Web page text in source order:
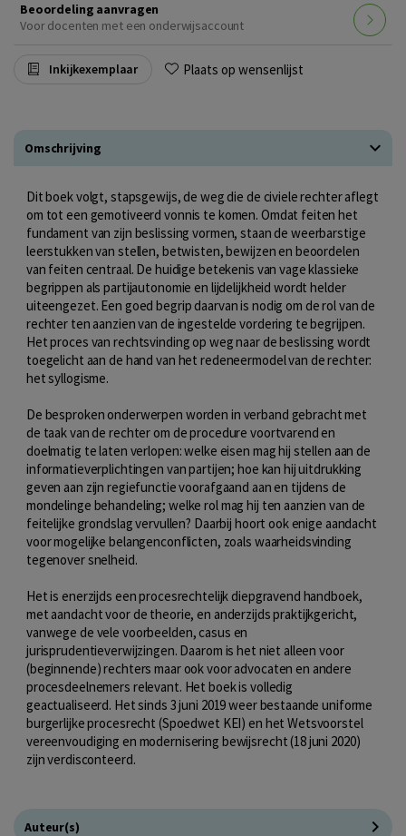
Beoordeling aanvragen
Voor docenten met een onderwijsaccount
Inkijkexemplaar Plaats op wensenlijst
Omschrijving
Dit boek volgt, stapsgewijs, de weg die de civiele rechter aflegt
om tot een gemotiveerd vonnis te komen. Omdat feiten het
fundament van zijn beslissing vormen, staan de weerbarstige
leerstukken van stellen, betwisten, bewijzen en beoordelen
van feiten centraal. De huidige betekenis van vage klassieke
begrippen als partijautonomie en lijdelijkheid wordt helder
uiteengezet. Een goed begrip daarvan is nodig om de rol van de
rechter ten aanzien van de ingestelde vordering te begrijpen.
Het proces van rechtsvinding op weg naar de beslissing wordt
toegelicht aan de hand van het redeneermodel van de rechter:
het syllogisme.
De besproken onderwerpen worden in verband gebracht met
de taak van de rechter om de procedure voortvarend en
doelmatig te laten verlopen: welke eisen mag hij stellen aan de
informatieverplichtingen van partijen; hoe kan hij uitdrukking
geven aan zijn regiefunctie voorafgaand aan en tijdens de
mondelinge behandeling; welke rol mag hij ten aanzien van de
feitelijke grondslag vervullen? Daarbij hoort ook enige aandacht
voor mogelijke belangenconflicten, zoals waarheidsvinding
tegenover snelheid.
Het is enerzijds een procesrechtelijk diepgravend handboek,
met aandacht voor de theorie, en anderzijds praktijkgericht,
vanwege de vele voorbeelden, casus en
jurisprudentieverwijzingen. Daarom is het niet alleen voor
(beginnende) rechters maar ook voor advocaten en andere
procesdeelnemers relevant. Het boek is volledig
geactualiseerd. Het sinds 3 juni 2019 weer bestaande uniforme
burgerlijke procesrecht (Spoedwet KEI) en het Wetsvoorstel
vereenvoudiging en modernisering bewijsrecht (18 juni 2020)
zijn verdisconteerd.
Auteur(s)